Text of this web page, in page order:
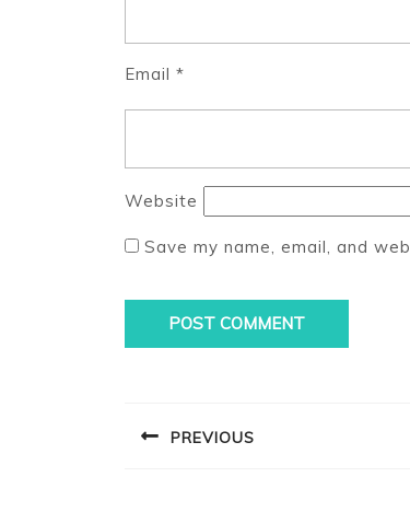
Email *
Website
Save my name, email, and
navigation
PREVIOUS